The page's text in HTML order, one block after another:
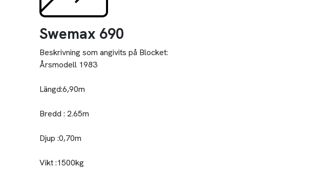
Swemax 690
Beskrivning som angivits på Blocket:
Årsmodell 1983
Längd:6,90m
Bredd : 2.65m
Djup :0,70m
Vikt :1500kg